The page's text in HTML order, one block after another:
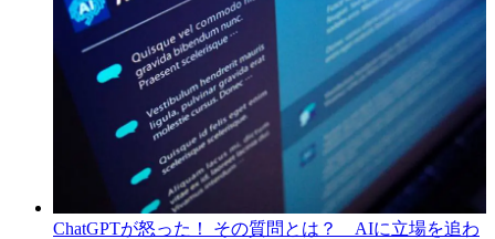
ChatGPTが怒った！ その質問とは？ AIに立場を追わ